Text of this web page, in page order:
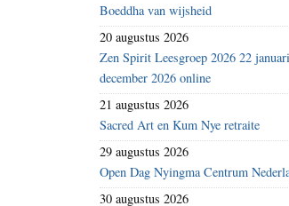
gehoord
uposatha
Boeddha van wijsheid
20 augustus 2026
Zen Spirit Leesgroep 2026 22
december 2026 online
21 augustus 2026
Sacred Art en Kum Nye retraite
29 augustus 2026
Open Dag Nyingma Centrum
30 augustus 2026